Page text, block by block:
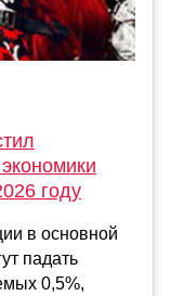
году
в основной
падать
0,5%,